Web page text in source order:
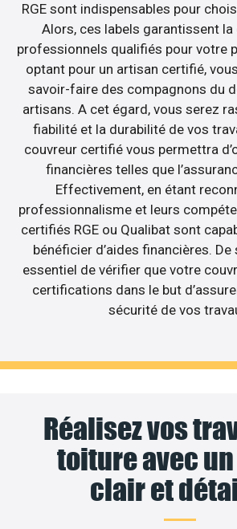
RGE sont indispensables pour
Alors, ces labels garantissent
professionnels qualifiés pour votre
optant pour un artisan certifié,
savoir-faire des compagnons du
artisans. A cet égard, vous serez
fiabilité et la durabilité de vos
couvreur certifié vous permettra
financières telles que
Effectivement, en étant
professionnalisme et leurs
certifiés RGE ou Qualibat sont
bénéficier d’aides financières.
essentiel de vérifier que votre
certifications dans le but
sécurité de vos
Réalisez vos
toiture avec
clair et